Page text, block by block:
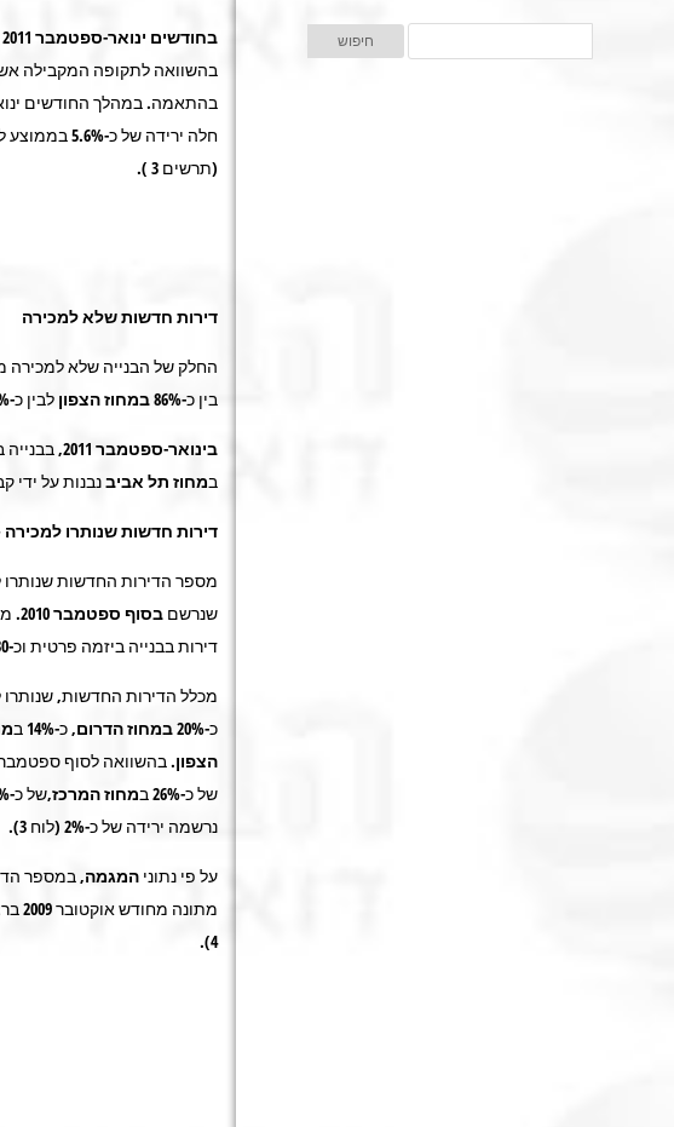
בחודשים ינואר-ספטמבר 2011
בהתאמה. במהלך החודשים
(תרשים 3 ).
דירות חדשות שלא למכירה
החלק של הבנייה שלא
בין כ-86%
במחוז הצפון לבין כ-35% ב
בינואר-ספטמבר 2011,
במחוז תל אביבנבנות על ידי
דירות חדשות שנותרו למכירה –
מספר הדירות החדשות שנותרו
שנרשם בסוף ספטמבר 2010
דירות בבנייה ביזמה פרטית וכ-5,230 דירות בבנייה ביזמה ציבורית (לוח 3).
מכלל הדירות החדשות, שנותרו
כ-20%
במחוז הדרום, כ-14% ב
הצפון. בהשוואה לסוף ספטמבר 2010, נרשמה עלייה של כ-
של כ-26% ב
מחוז המרכז,של כ-14% ב
נרשמה ירידה של כ-2% (לוח 3).
על פי נתוני המגמה, במספר
4).